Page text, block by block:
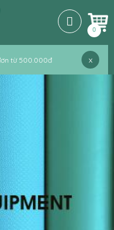
từ 500.000đ x
0